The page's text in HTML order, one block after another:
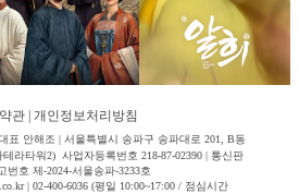
관 개인정보처리방침
표 안해조 | 서울특별시 송파구 송파대로 201, B동
라타워2) 사업자등록번호 218-87-02390 | 통신판
번호 제-2024-서울송파-3233호
| 02-400-6036 (평일 10:00~17:00 / 점심시간